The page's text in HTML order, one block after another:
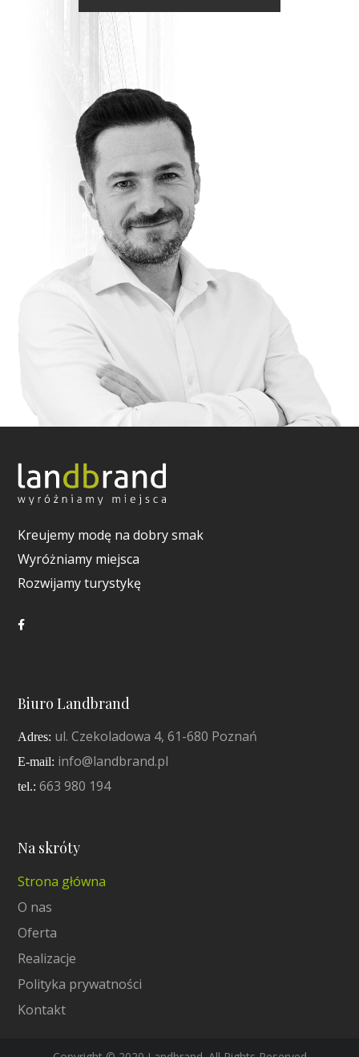
Kreujemy modę na dobry smak
Wyróżniamy miejsca
Rozwijamy turystykę
Biuro Landbrand
Adres: ul. Czekoladowa 4, 61-680 Poznań
E-mail: info@landbrand.pl
tel.: 663 980 194
Na skróty
Strona główna
O nas
Oferta
Realizacje
Polityka prywatności
Kontakt